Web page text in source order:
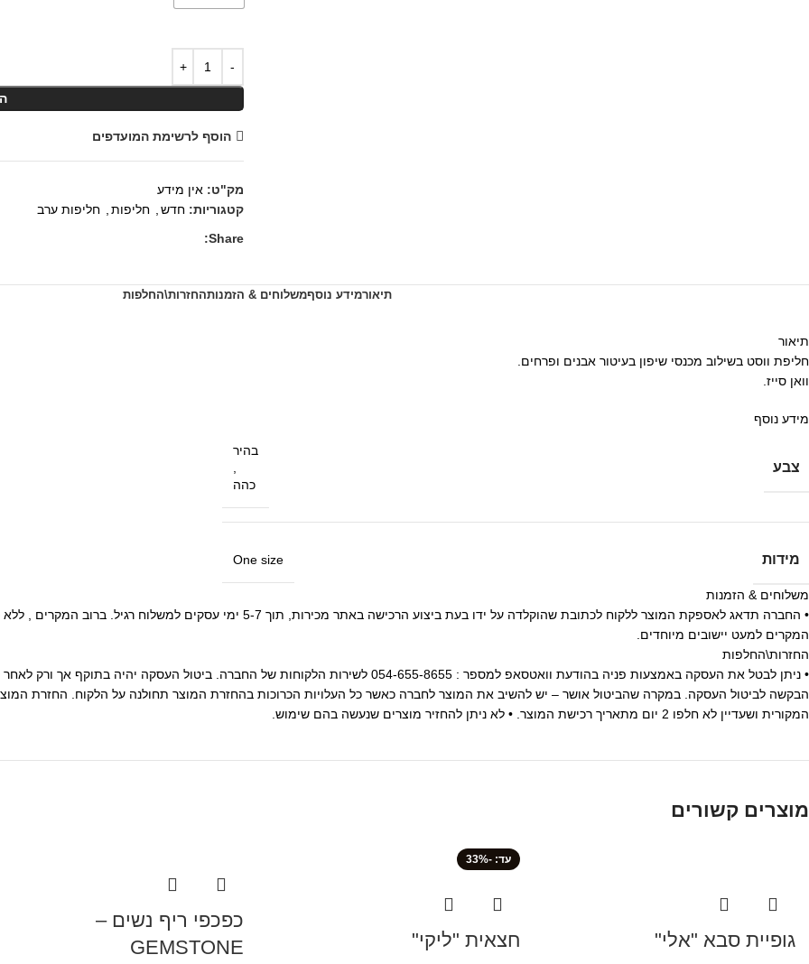
הוסף לרשימת המועדפים
מק"ט: אין מידע
קטגוריות: חדש חליפות
חליפות ערב
Share:
תיאורמידע נוסףמשלוחים & הזמנותהחזרות\החלפות
תיאור
חליפת ווסט בשילוב מכנסי שיפון בעיטור אבנים ופרחים.
וואן סייז.
מידע נוסף
צבע
בהיר
כהה
מידות One size
משלוחים & הזמנות
המקרים למעט יישובים מיוחדים.
החזרות\החלפות
• ניתן לבטל את העסקה באמצעות פניה בהודעת וואטסאפ למספר : 054-655-8655 לשירות הלקוחות של החברה.
הבקשה לביטול העסקה. במקרה שהביטול אושר – יש להשיב את המוצר לחברה כאשר כל העלויות הכרוכות בהחזרת המוצר תחולנה על הלקוח. החזרת
המקורית ושעדיין לא חלפו 2 יום מתאריך רכישת המוצר. • לא ניתן להחזיר מוצרים שנעשה בהם שימוש.
מוצרים קשורים
גופיית סבא "אלי"
-33%
חצאית "ליקי"
כפכפי ריף נשים –
GEMSTONE